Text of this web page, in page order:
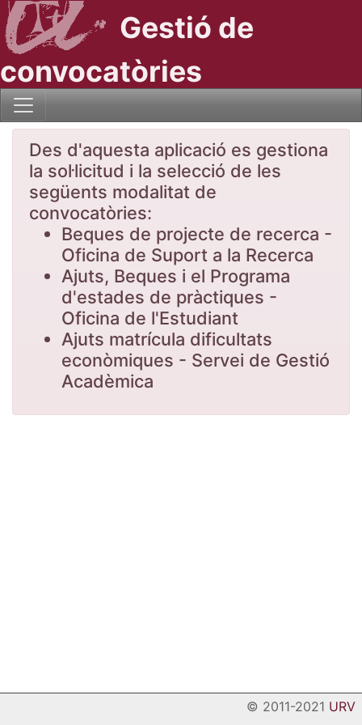
Gestió de
convocatòries
Des d'aquesta aplicació es gestiona
la sol·licitud i la selecció de les
següents modalitat de
convocatòries:
Beques de projecte de recerca -
Oficina de Suport a la Recerca
Ajuts, Beques i el Programa
d'estades de pràctiques -
Oficina de l'Estudiant
Ajuts matrícula dificultats
econòmiques - Servei de Gestió
Acadèmica
© 2011-2021 URV